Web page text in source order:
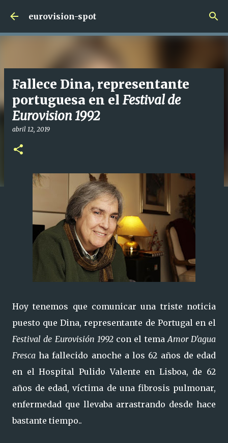
Ir al contenido principal
eurovision-spot
Fallece Dina, representante
portuguesa en el Festival de
Eurovision 1992
abril 12, 2019
Hoy tenemos que comunicar una triste noticia
puesto que Dina, representante de Portugal en el
Festival de Eurovisión 1992con el temaAmor D'agua
Fresca ha fallecido anoche a los 62 años de edad
en el Hospital Pulido Valente en Lisboa, de 62
años de edad, víctima de una fibrosis pulmonar,
enfermedad que llevaba arrastrando desde hace
bastante tiempo..